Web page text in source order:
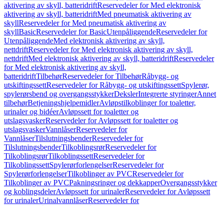
aktivering av skyll, batteridriftReservedeler for Med elektronisk
aktivering av skyll, batteridriftMed pneumatisk aktivering av
skyllReservedeler for Med pneumatisk aktivering av
skyllBasicReservedeler for BasicUtenpåliggendeReservedeler for
UtenpåliggendeMed elektronisk aktivering av skyll,
nettdriftReservedeler for Med elektronisk aktivering av skyll,
nettdriftMed elektronisk aktivering av skyll, batteridriftReservedeler
for Med elektronisk aktivering av skyll,
batteridriftTilbehørReservedeler for TilbehørRåbygg- og
utskiftingssettReservedeler for Råbygg- og utskiftingssettSpylerør,
spylerørsbend og overgangsstykkerDekslerIntegrerte styringerAnnet
tilbehørBetjeningshjelpemidlerAvløpstilkoblinger for toaletter,
urinaler og bidéerAvløpssett for toaletter og
utslagsvaskerReservedeler for Avløpssett for toaletter og
utslagsvaskerVannlåserReservedeler for
VannlåserTilslutningsbenderReservedeler for
TilslutningsbenderTilkoblingsrørReservedeler for
TilkoblingsrørTilkoblingssettReservedeler for
TilkoblingssettSpylerørforlengelserReservedeler for
SpylerørforlengelserTilkoblinger av PVCReservedeler for
Tilkoblinger av PVCPakningsringer og dekkapperOvergangsstykker
og koblingsdelerAvløpssett for urinalerReservedeler for Avløpssett
for urinalerUrinalvannlåserReservedeler for